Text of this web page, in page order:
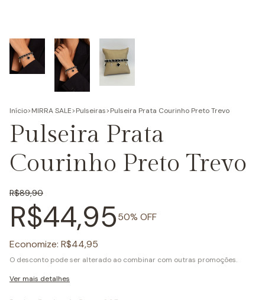
Início>MIRRA SALE>Pulseiras>Pulseira Prata Courinho Preto Trevo
Pulseira Prata
Courinho Preto Trevo
R$89,90
R$44,9550% OFF
Economize: R$44,95
O desconto pode ser alterado ao combinar com outras promoções.
Ver mais detalhes